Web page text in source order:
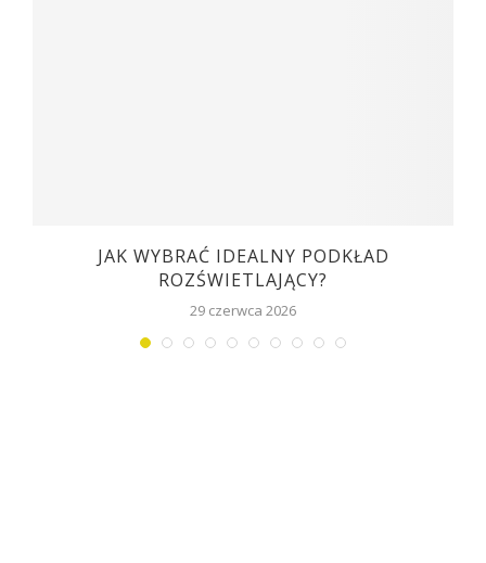
JAK WYBRAĆ IDEALNY PODKŁAD
ROZŚWIETLAJĄCY?
29 czerwca 2026